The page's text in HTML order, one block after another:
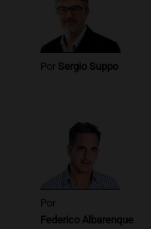
Episodios
Por Sergio Suppo
Por
Federico Albarenque